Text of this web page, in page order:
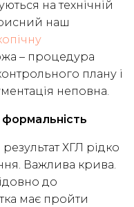
на технічній
наш
– процедура
плану і
неповна.
формальність
ХГЛ рідко
Важлива крива.
до
має пройти